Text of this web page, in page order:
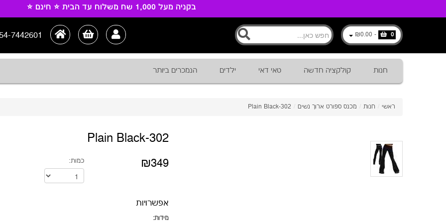
בקניה מעל 1,000 שח משלוח עד הבית ⭐ חינם ⭐
7442601 0
-
₪0.00
חנות קולקציה חדשה טאי דאי ילדים הנמכרים ביותר
ראשי / חנות / מכנס ספורט ארוך נשים /
302-Plain Black
302-Plain Black
₪349 כמות:
אפשרויות
מידות: